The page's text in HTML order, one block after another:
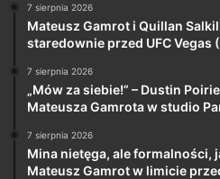
7 sierpnia 2026
Mateusz Gamrot i Quillan
staredownie przed UFC Vegas
7 sierpnia 2026
„Mów za siebie!” – Dustin
Mateusza Gamrota w studio
7 sierpnia 2026
Mina nietęga, ale formalności,
Mateusz Gamrot w limicie